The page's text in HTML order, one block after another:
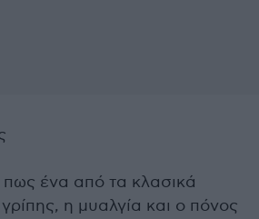
πως ένα από τα κλασικά
η μυαλγία και ο πόνος